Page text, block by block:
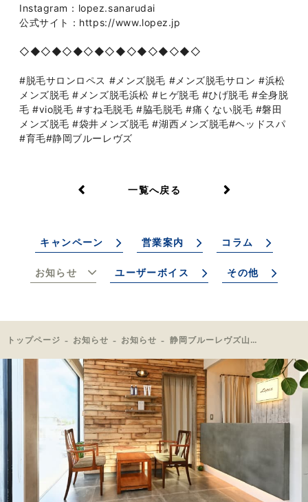
Instagram：lopez.sanarudai
公式サイト：https://www.lopez.jp
◇◆◇◆◇◆◇◆◇◆◇◆◇◆◇◆◇
#脱毛サロンロペス #メンズ脱毛 #メンズ脱毛サロン #浜松
メンズ脱毛 #メンズ脱毛浜松 #ヒゲ脱毛 #ひげ脱毛 #全身脱
毛 #vio脱毛 #すね毛脱毛 #脇毛脱毛 #痛くない脱毛 #磐田
メンズ脱毛 #袋井メンズ脱毛 #湖西メンズ脱毛#ヘッドスパ
#育毛#静岡ブルーレヴズ
一覧へ戻る
キャンペーン 営業案内 コラム
お知らせ ユーザーボイス その他
トップページ お知らせ お知らせ 静岡ブルーレヴズ山口選手がご来店くださいました！